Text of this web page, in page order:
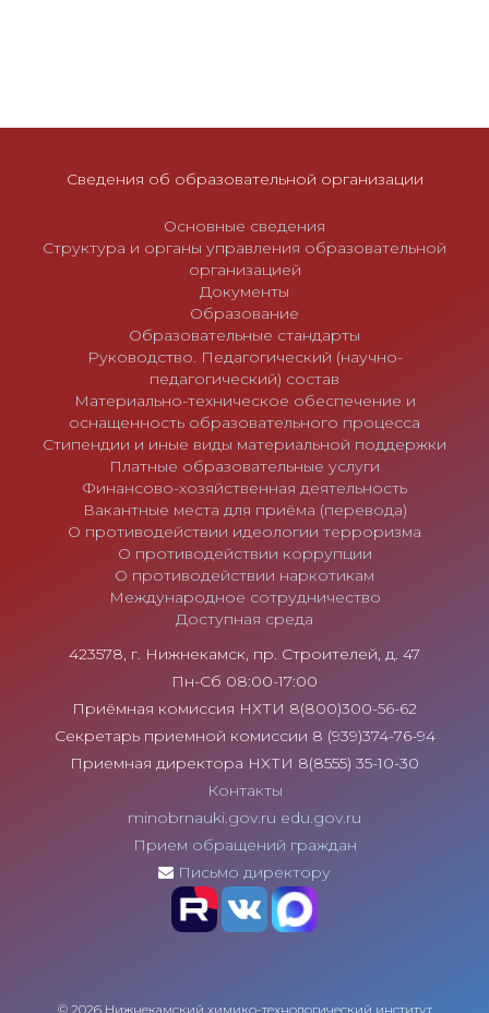
Сведения об образовательной организации
Основные сведения
Структура и органы управления образовательной
организацией
Документы
Образование
Образовательные стандарты
Руководство. Педагогический (научно-
педагогический) состав
Материально-техническое обеспечение и
оснащенность образовательного процесса
Стипендии и иные виды материальной поддержки
Платные образовательные услуги
Финансово-хозяйственная деятельность
Вакантные места для приёма (перевода)
О противодействии идеологии терроризма
О противодействии коррупции
О противодействии наркотикам
Международное сотрудничество
Доступная среда
423578, г. Нижнекамск, пр. Строителей, д. 47
Пн-Сб 08:00-17:00
Приёмная комиссия НХТИ 8(800)300-56-62
Секретарь приемной комиссии 8 (939)374-76-94
Приемная директора НХТИ 8(8555) 35-10-30
Контакты
minobrnauki.gov.ru edu.gov.ru
Прием обращений граждан
Письмо директору
© 2026 Нижнекамский химико-технологический институт